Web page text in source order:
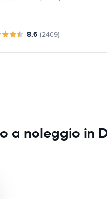
8.6 (2409)
a noleggio in